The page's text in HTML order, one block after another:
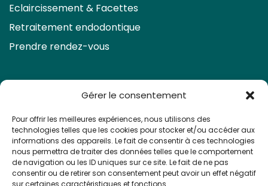
Gérer le consentement
Pour offrir les meilleures expériences, nous utilisons des
technologies telles que les cookies pour stocker et/ou accéder aux
informations des appareils. Le fait de consentir à ces technologies
nous permettra de traiter des données telles que le comportement
de navigation ou les ID uniques sur ce site. Le fait de ne pas
consentir ou de retirer son consentement peut avoir un effet négatif
sur certaines caractéristiques et fonctions.
Eclaircissement & Facettes
Retraitement endodontique
Prendre rendez-vous
Vous avez utilisé tous les affichages de
widget inclus dans le forfait gratuit.
Consultez nos plans d'abonnement ! >>